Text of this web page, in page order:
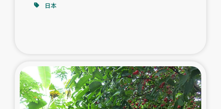
スリランカ 緊急人道支援
スリランカ南部洪水被災者支援
日本